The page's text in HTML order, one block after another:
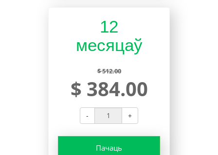
12
месяцаў
$ 512.00
$ 384.00
- +
Пачаць